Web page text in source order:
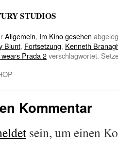
STUDIOS
Allgemein, Im Kino gesehen
Blunt, Fortsetzung, Kenneth
Prada 2verschlagwortet.
Kommentar
sein, um einen